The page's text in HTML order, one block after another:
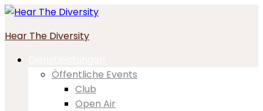
Skip
content
Hear The Diversity
Öffentliche Events
Club
Open Air